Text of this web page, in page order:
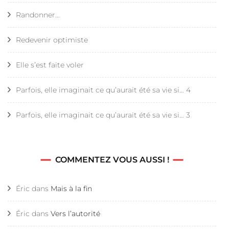
Randonner…
Redevenir optimiste
Elle s’est faite voler
Parfois, elle imaginait ce qu’aurait été sa vie si… 4
Parfois, elle imaginait ce qu’aurait été sa vie si… 3
COMMENTEZ VOUS AUSSI !
Éric dans Mais à la fin
Éric dans Vers l’autorité